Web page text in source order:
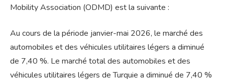
Mobility Association (ODMD) est la suivante :
Au cours de la période janvier-mai 2026, le marché des
automobiles et des véhicules utilitaires légers a diminué
de 7,40 %. Le marché total des automobiles et des
véhicules utilitaires légers de Turquie a diminué de 7,40 %